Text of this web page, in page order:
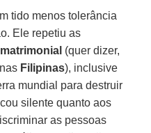
tido menos tolerância
Ele repetiu as
(quer dizer,
Filipinas), inclusive
mundial para destruir
silente quanto aos
as pessoas